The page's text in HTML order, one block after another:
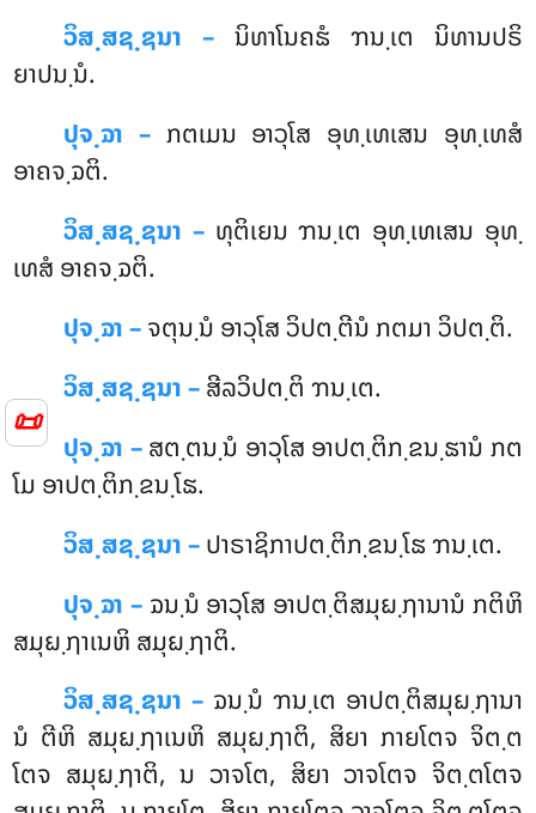
📜
ວິສ຺ສຊ຺ຊນາ –ນິທາໂນຄຘໍ ຠນ຺ເຕ ນິທານປຣິ
ຍາປນ຺ນໍ.
ປຸຈ຺ຉາ –ກຕເມນ ອາວຸໂສ ອຸທ຺ເທເສນ ອຸທ຺ເທສໍ
ອາຄຈ຺ຉຕິ.
ວິສ຺ສຊ຺ຊນາ –ທຸຕິເຍນ ຠນ຺ເຕ ອຸທ຺ເທເສນ ອຸທ຺
ເທສໍ ອາຄຈ຺ຉຕິ.
ປຸຈ຺ຉາ –ຈຕຸນ຺ນໍ ອາວຸໂສ ວິປຕ຺ຕີນໍ ກຕມາ ວິປຕ຺ຕິ.
ວິສ຺ສຊ຺ຊນາ –ສີລວິປຕ຺ຕິ ຠນ຺ເຕ.
ປຸຈ຺ຉາ –ສຕ຺ຕນ຺ນໍ ອາວຸໂສ ອາປຕ຺ຕິກ຺ຂນ຺ຘານໍ ກຕ
ໂມ ອາປຕ຺ຕິກ຺ຂນ຺ໂຘ.
ວິສ຺ສຊ຺ຊນາ –ປາຣາຊິກາປຕ຺ຕິກ຺ຂນ຺ໂຘ ຠນ຺ເຕ.
ປຸຈ຺ຉາ –ຉນ຺ນໍ ອາວຸໂສ ອາປຕ຺ຕິສມຸຏ຺ຐານານໍ ກຕິຫິ
ສມຸຏ຺ຐາເນຫິ ສມຸຏ຺ຐາຕິ.
ວິສ຺ສຊ຺ຊນາ –ຉນ຺ນໍ ຠນ຺ເຕ ອາປຕ຺ຕິສມຸຏ຺ຐານາ
ນໍ ຕີຫິ ສມຸຏ຺ຐາເນຫິ ສມຸຏ຺ຐາຕິ, ສິຍາ ກາຍໂຕຈ ຈິຕ຺ຕ
ໂຕຈ ສມຸຏ຺ຐາຕິ, ນ ວາຈໂຕ, ສິຍາ ວາຈໂຕຈ ຈິຕ຺ຕໂຕຈ